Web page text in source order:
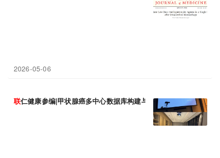
2026-05-06
联仁健康参编|甲状腺癌多中心数据库构建与质量控制中国专家共